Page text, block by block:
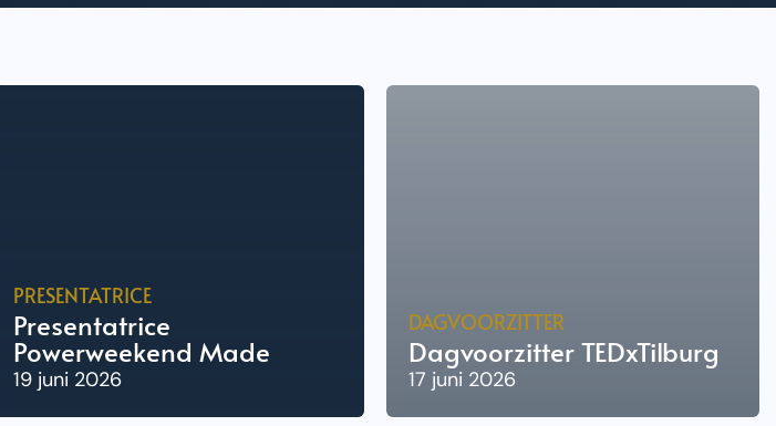
PRESENTATRICE
Presentatrice
Powerweekend Made
19 juni 2026
DAGVOORZITTER
Dagvoorzitter TEDxTilburg
17 juni 2026